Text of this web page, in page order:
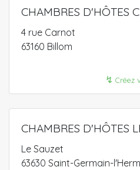
CHAMBRES D'HÔTES
4 rue Carnot
63160 Billom
↯ Créez
CHAMBRES D'HÔTES
Le Sauzet
63630 Saint-Germain-l'Herm